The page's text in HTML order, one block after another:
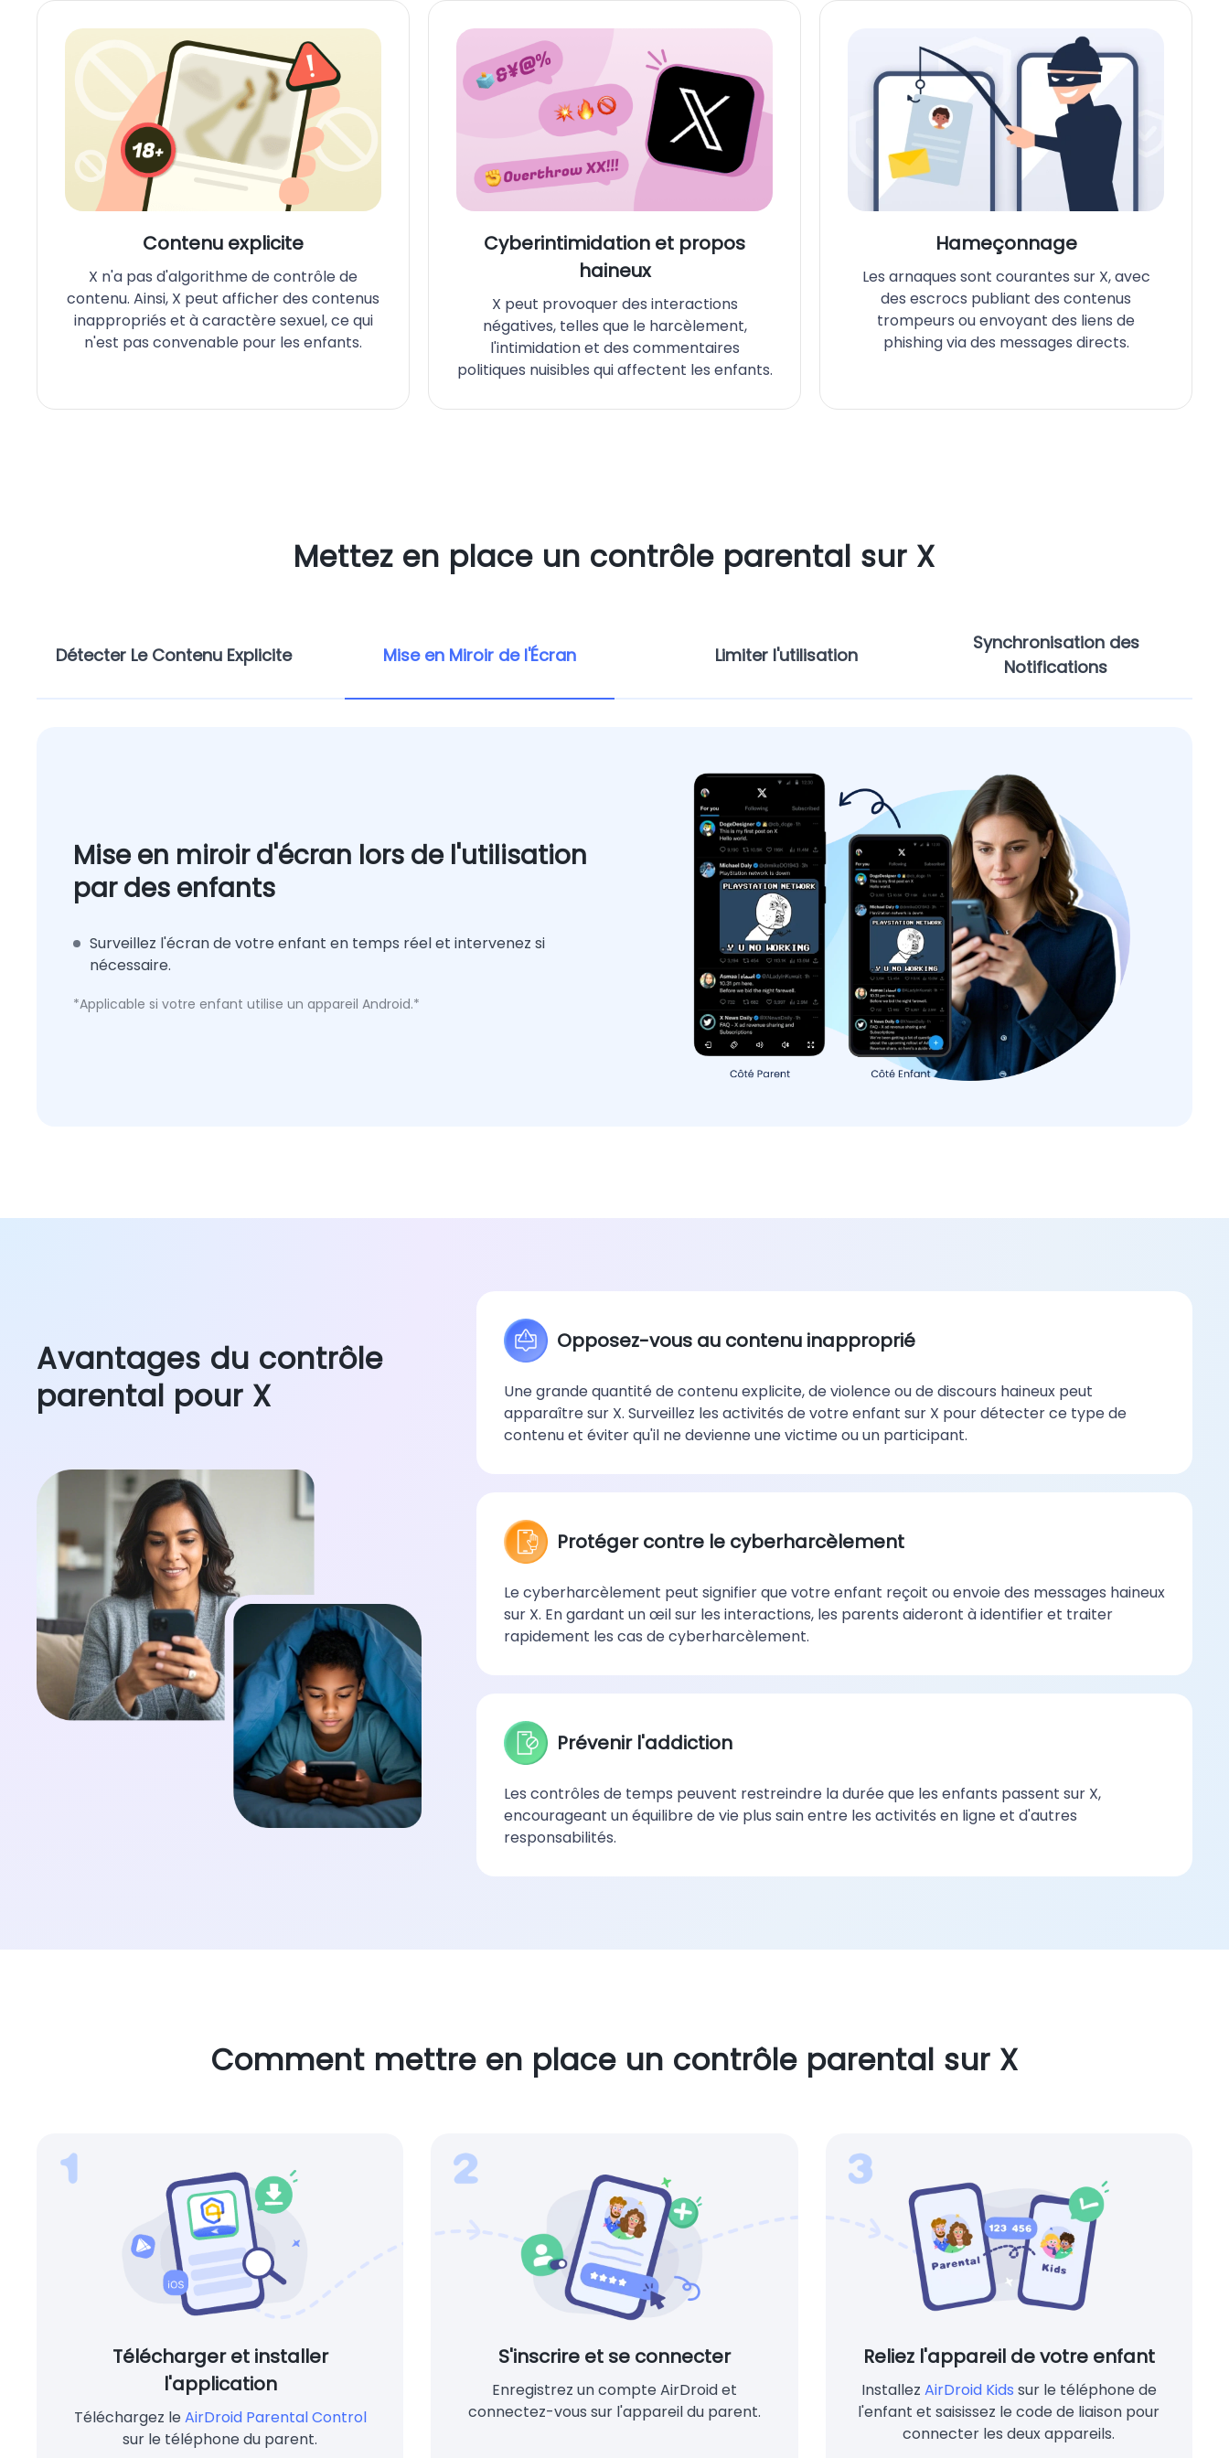
Contenu explicite
X n'a pas d'algorithme de contrôle de
contenu. Ainsi, X peut afficher des contenus
inappropriés et à caractère sexuel, ce qui
n'est pas convenable pour les enfants.
Cyberintimidation et propos
haineux
X peut provoquer des interactions
négatives, telles que le harcèlement,
l'intimidation et des commentaires
politiques nuisibles qui affectent les enfants.
Hameçonnage
Les arnaques sont courantes sur X, avec
des escrocs publiant des contenus
trompeurs ou envoyant des liens de
phishing via des messages directs.
Mettez en place un contrôle parental sur X
Détecter Le Contenu Explicite Mise en Miroir de l'Écran Limiter l'utilisation
Synchronisation des
Notifications
Mise en miroir d'écran lors de l'utilisation
par des enfants
Surveillez l'écran de votre enfant en temps réel et intervenez si
nécessaire.
*Applicable si votre enfant utilise un appareil Android.*
Avantages du contrôle
parental pour X
Opposez-vous au contenu inapproprié
Une grande quantité de contenu explicite, de violence ou de discours haineux peut
apparaître sur X. Surveillez les activités de votre enfant sur X pour détecter ce type de
contenu et éviter qu'il ne devienne une victime ou un participant.
Protéger contre le cyberharcèlement
Le cyberharcèlement peut signifier que votre enfant reçoit ou envoie des messages haineux
sur X. En gardant un œil sur les interactions, les parents aideront à identifier et traiter
rapidement les cas de cyberharcèlement.
Prévenir l'addiction
Les contrôles de temps peuvent restreindre la durée que les enfants passent sur X,
encourageant un équilibre de vie plus sain entre les activités en ligne et d'autres
responsabilités.
Comment mettre en place un contrôle parental sur X
Télécharger et installer
l'application
Téléchargez le AirDroid Parental Control
sur le téléphone du parent.
S'inscrire et se connecter
Enregistrez un compte AirDroid et
connectez-vous sur l'appareil du parent.
Reliez l'appareil de votre enfant
Installez AirDroid Kids sur le téléphone de
l'enfant et saisissez le code de liaison pour
connecter les deux appareils.